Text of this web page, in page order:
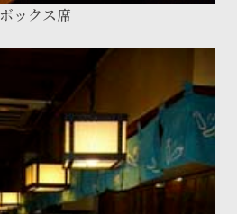
ボックス席